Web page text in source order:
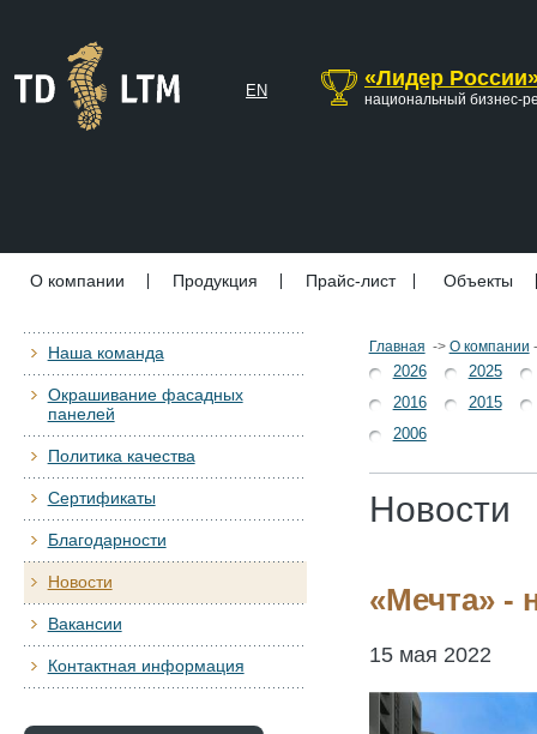
EN
«Лидер
национальный бизнес-
О компании Продукция Прайс-лист Объекты
Главная -> О компании
2026
2025
2016
2015
2006
Новости
«Мечта» -
15 мая 2022
Наша команда
Окрашивание фасадных
панелей
Политика качества
Сертификаты
Благодарности
Новости
Вакансии
Контактная информация